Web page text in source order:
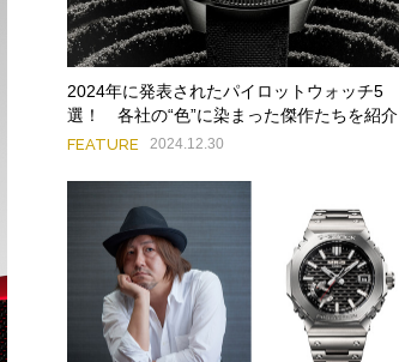
2024年に発表されたパイロットウォッチ5
選！ 各社の“色”に染まった傑作たちを紹介
FEATURE 2024.12.30